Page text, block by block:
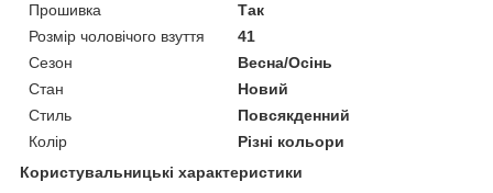
Прошивка
Так
Розмір чоловічого взуття
41
Сезон
Весна/Осінь
Стан
Новий
Стиль
Повсякденний
Колір
Різні кольори
Користувальницькі характеристики